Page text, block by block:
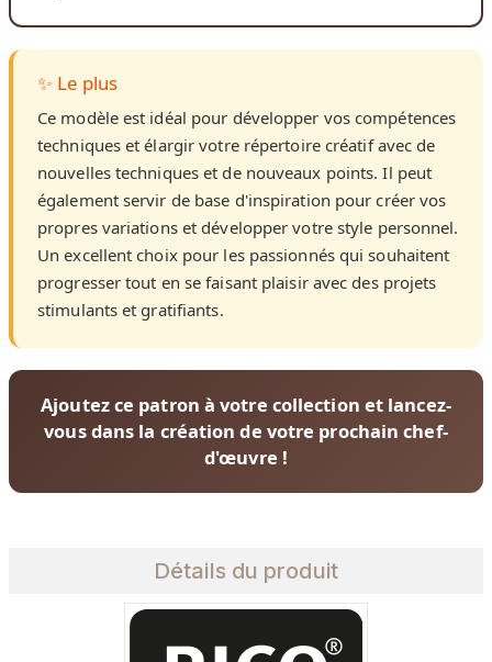
✨ Le plus
Ce modèle est idéal pour développer vos compétences
techniques et élargir votre répertoire créatif avec de
nouvelles techniques et de nouveaux points. Il peut
également servir de base d'inspiration pour créer vos
propres variations et développer votre style personnel.
Un excellent choix pour les passionnés qui souhaitent
progresser tout en se faisant plaisir avec des projets
stimulants et gratifiants.
Ajoutez ce patron à votre collection et lancez-
vous dans la création de votre prochain chef-
d'œuvre !
Détails du produit